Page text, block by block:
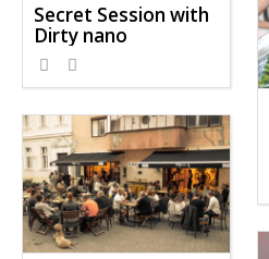
Secret Session with
Dirty nano